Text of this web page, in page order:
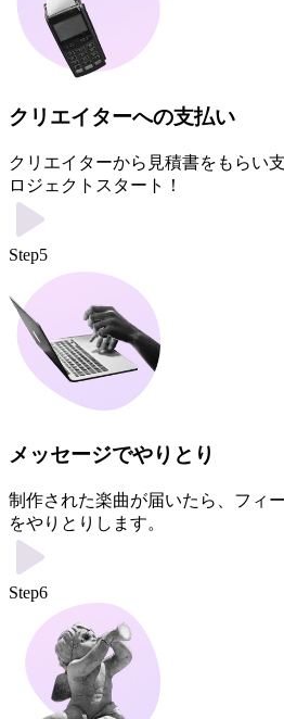
クリエイターへの支払い
クリエイターから見積書をもらい
ロジェクトスタート！
Step5
メッセージでやりとり
制作された楽曲が届いたら、フィ
をやりとりします。
Step6